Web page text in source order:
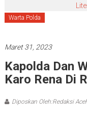
Warta Polda
Maret 31, 2023
Kapolda Dan
Karo Rena Di
Diposkan Oleh:Redaksi